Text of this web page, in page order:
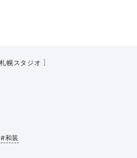
幌スタジオ ］
#和装